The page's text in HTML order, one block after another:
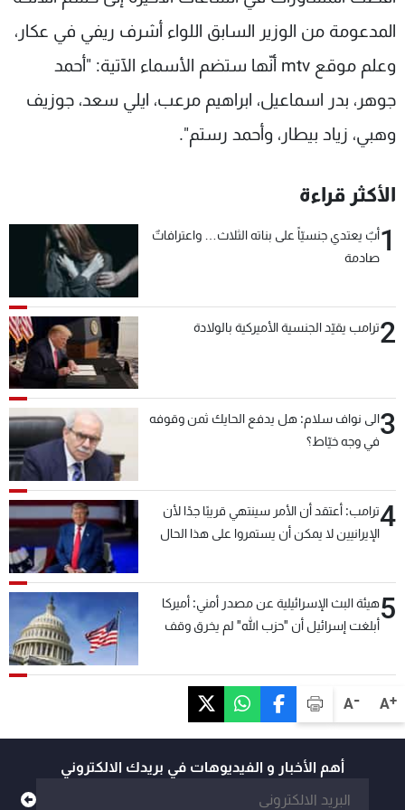
A+
A-
المدعومة من الوزير السابق اللواء أشرف ريفي في عكار،
وعلم موقع mtv أنّها ستضم الأسماء الآتية: "أحمد
جوهر، بدر اسماعيل، ابراهيم مرعب، ايلي سعد، جوزيف
وهبي، زياد بيطار، وأحمد رستم".
الأكثر قراءة
1أبٌ يعتدي جنسيّاً على بناته الثلاث… واعترافاتٌ
صادمة
2ترامب يقيّد الجنسية الأميركية بالولادة
3الى نواف سلام: هل يدفع الحايك ثمن وقوفه
في وجه خيّاط؟
4ترامب: أعتقد أن الأمر سينتهي قريبًا جدًا لأن
الإيرانيين لا يمكن أن يستمروا على هذا الحال
5هيئة البث الإسرائيلية عن مصدر أمني: أميركا
أبلغت إسرائيل أن "حزب الله" لم يخرق وقف
أهم الأخبار و الفيديوهات في بريدك الالكتروني
شاهد البرامج
الترددات
عن MTV
لاعلاناتكم
وظائف
شروط الإسـتخدام